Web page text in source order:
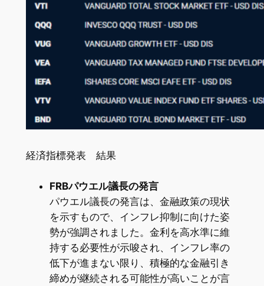
経済指標発表 結果
FRBパウエル議長の発言
パウエル議長の発言は、金融政策の現状
を示すもので、インフレ抑制に向けた姿
勢が強調されました。金利を高水準に維
持する必要性が示唆され、インフレ率の
低下が進まない限り、積極的な金融引き
締めが継続される可能性が高いことが言